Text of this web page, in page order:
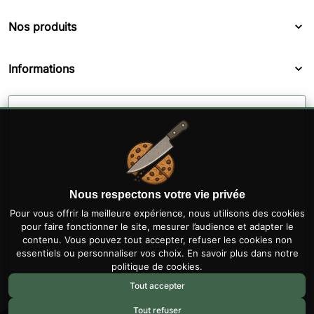
Nous respectons votre vie privée
Pour vous offrir la meilleure expérience, nous utilisons des cookies
pour faire fonctionner le site, mesurer l’audience et adapter le
contenu. Vous pouvez tout accepter, refuser les cookies non
essentiels ou personnaliser vos choix. En savoir plus dans notre
politique de cookies.
Tout accepter
Tout refuser
Nos produits
Informations